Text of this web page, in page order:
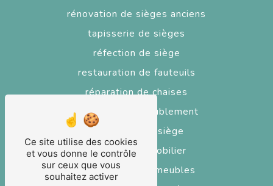
rénovation de sièges anciens
tapisserie de sièges
réfection de siège
restauration de fauteuils
réparation de chaises
tapisserie d'ameublement
réparateur de siège
réfection de mobilier
restaurateur de meubles
Ce site utilise des cookies
et vous donne le contrôle
sur ceux que vous
souhaitez activer